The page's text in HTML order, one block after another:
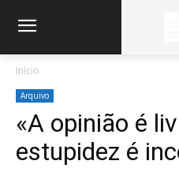
Início
Arquivo
«A opinião é
estupidez é